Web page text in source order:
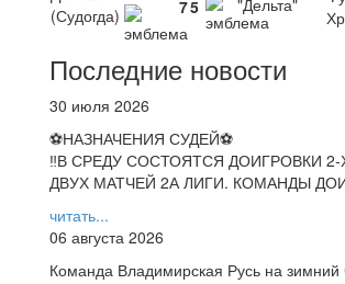
(Судогда)
75
Последние новости
30 июля 2026
⚽НАЗНАЧЕНИЯ СУДЕЙ⚽
‼В СРЕДУ СОСТОЯТСЯ ДОИГРОВКИ
ДВУХ МАТЧЕЙ 2А ЛИГИ. КОМАНДЫ
читать...
06 августа 2026
Команда Владимирская Русь на зимний